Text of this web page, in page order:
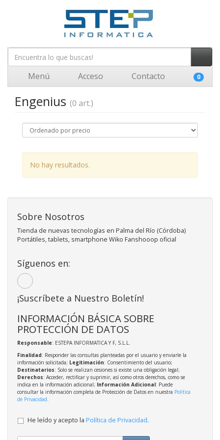
Menú Acceso Contacto 0
Engenius (0 art.)
No hay resultados.
Sobre Nosotros
Tienda de nuevas tecnologías en Palma del Río (Córdoba)
Portátiles, tablets, smartphone Wiko Fanshooop oficial
Síguenos en:
¡Suscríbete a Nuestro Boletín!
INFORMACIÓN BÁSICA SOBRE
PROTECCIÓN DE DATOS
Responsable: ESTEPA INFORMATICA Y F, S.L.L.
Finalidad: Responder las consultas planteadas por el usuario y enviarle la
información solicitada; Legitimación: Consentimiento del usuario;
Destinatarios: Solo se realizan cesiones si existe una obligación legal;
Derechos: Acceder, rectificar y suprimir, así como otros derechos, como se
indica en la información adicional; Información Adicional: Puede
consultar la información completa de Protección de Datos en nuestra Política
de Privacidad.
He leído y acepto la Política de Privacidad.